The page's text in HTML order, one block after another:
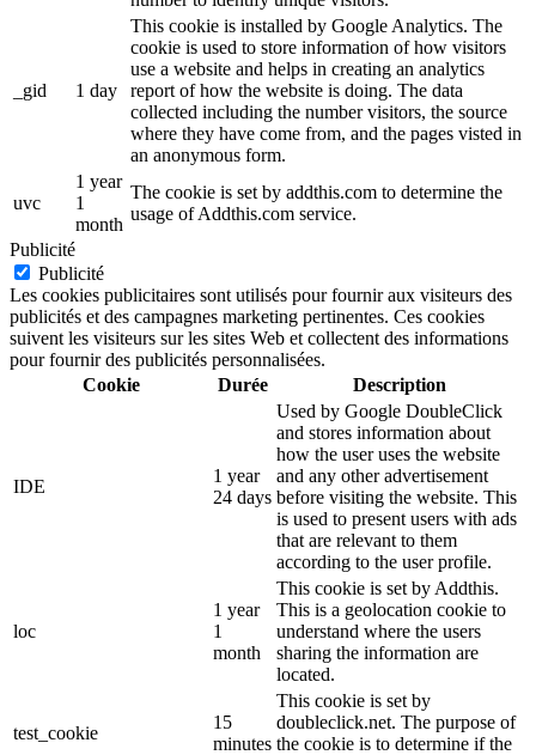
_gid 1 day
This cookie is installed by Google Analytics. The
cookie is used to store information of how visitors
use a website and helps in creating an analytics
report of how the website is doing. The data
collected including the number visitors, the source
where they have come from, and the pages visted in
an anonymous form.
uvc
1 year
1
month
The cookie is set by addthis.com to determine the
usage of Addthis.com service.
Publicité
Publicité
Les cookies publicitaires sont utilisés pour fournir aux visiteurs des
publicités et des campagnes marketing pertinentes. Ces cookies
suivent les visiteurs sur les sites Web et collectent des informations
pour fournir des publicités personnalisées.
Cookie
Durée Description
IDE
1 year
24 days
Used by Google DoubleClick
and stores information about
how the user uses the website
and any other advertisement
before visiting the website. This
is used to present users with ads
that are relevant to them
according to the user profile.
loc
1 year
1
month
This cookie is set by Addthis.
This is a geolocation cookie to
understand where the users
sharing the information are
located.
test_cookie
15
minutes
This cookie is set by
doubleclick.net. The purpose of
the cookie is to determine if the